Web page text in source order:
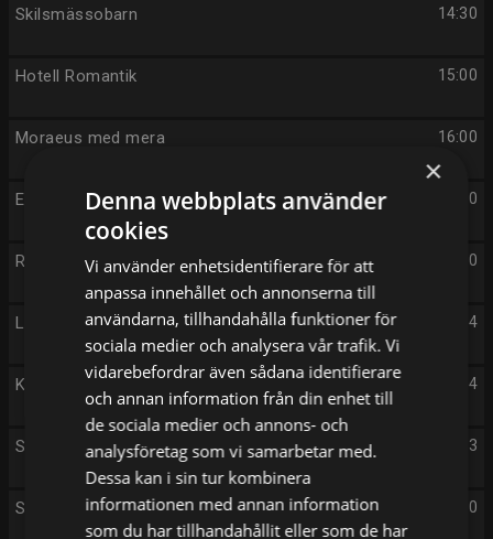
14:30
Skilsmässobarn
15:00
Hotell Romantik
16:00
Moraeus med mera
17:00
Engelska Antikrundan
18:00
Rapport
18:14
Lokala nyheter
18:24
Kulturnyheterna
18:33
Sportnytt
18:40
Stoltenberg
×
Denna webbplats använder
cookies
Vi använder enhetsidentifierare för att
anpassa innehållet och annonserna till
användarna, tillhandahålla funktioner för
sociala medier och analysera vår trafik. Vi
vidarebefordrar även sådana identifierare
och annan information från din enhet till
de sociala medier och annons- och
analysföretag som vi samarbetar med.
Dessa kan i sin tur kombinera
informationen med annan information
som du har tillhandahållit eller som de har